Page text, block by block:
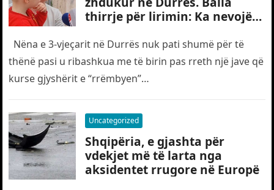
thirrje për lirimin: Ka nevojë
Nëna e 3-vjeçarit në Durrës nuk pati shumë për të
thënë pasi u ribashkua me të birin pas rreth një jave që
kurse gjyshërit e “rrëmbyen”…
Uncategorized
Shqipëria, e gjashta për
vdekjet më të larta nga
aksidentet rrugore në Europë